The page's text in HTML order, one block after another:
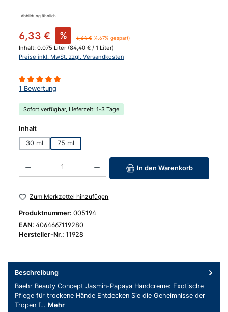
Abbildung ähnlich
Verkaufspreis:
6,33 € % Regulärer Preis:
6,64 € (4.67% gespart)
Inhalt: 0.075 Liter (84,40 € / 1 Liter)
Preise inkl. MwSt. zzgl. Versandkosten
Durchschnittliche Bewertung von 5 von 5 Sternen
1 Bewertung
Sofort verfügbar, Lieferzeit: 1-3 Tage
Inhaltauswählen
30 ml
75 ml
Produkt Anzahl: Gib den gewünschten Wert ein oder benutze die
In den Warenkorb
Zum Merkzettel hinzufügen
Produktnummer: 005194
EAN: 4064667119280
Hersteller-Nr.: 11928
Beschreibung
Baehr Beauty Concept Jasmin-Papaya Handcreme: Exotische
Pflege für trockene Hände Entdecken Sie die Geheimnisse der
Tropen f… Mehr